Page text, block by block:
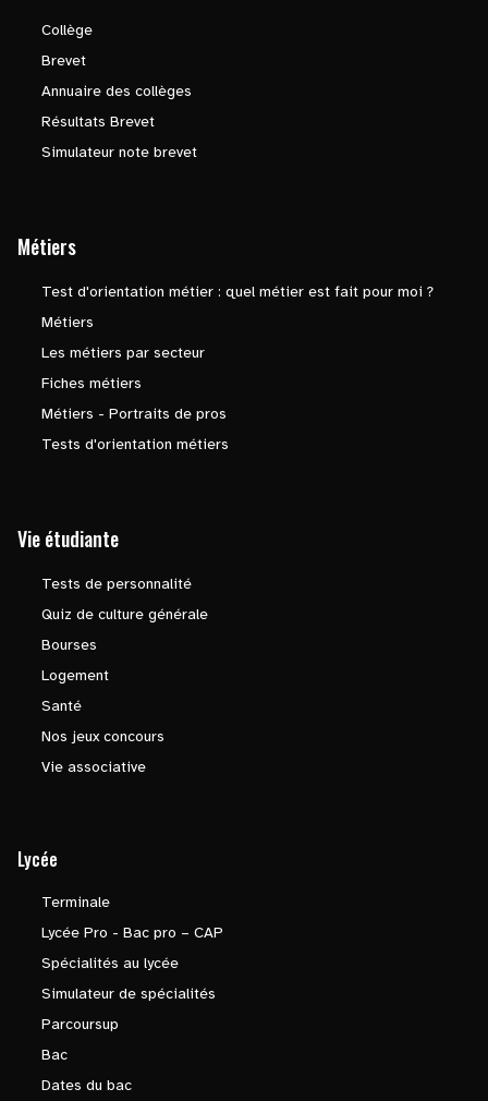
Collège
Brevet
Annuaire des collèges
Résultats Brevet
Simulateur note brevet
Métiers
Test d'orientation métier : quel métier est fait pour moi ?
Métiers
Les métiers par secteur
Fiches métiers
Métiers - Portraits de pros
Tests d'orientation métiers
Vie étudiante
Tests de personnalité
Quiz de culture générale
Bourses
Logement
Santé
Nos jeux concours
Vie associative
Lycée
Terminale
Lycée Pro - Bac pro – CAP
Spécialités au lycée
Simulateur de spécialités
Parcoursup
Bac
Dates du bac